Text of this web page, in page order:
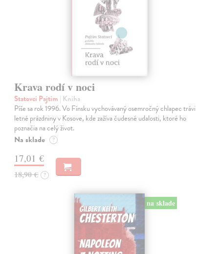
Krava rodí v noci
Statovci Pajtim | Kniha
Píše sa rok 1996. Vo Fínsku vychovávaný osemročný chlapec trávi
letné prázdniny v Kosove, kde zažíva čudesné udalosti, ktoré ho
poznačia na celý život.
Na sklade ?
17,01 €
18,90 € ?
na sklade